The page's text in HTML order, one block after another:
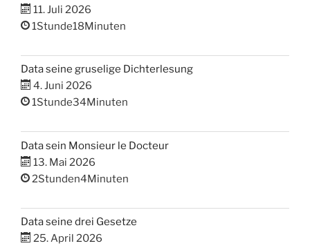
11. Juli 2026
1Stunde18Minuten
Data seine gruselige Dichterlesung
4. Juni 2026
1Stunde34Minuten
Data sein Monsieur le Docteur
13. Mai 2026
2Stunden4Minuten
Data seine drei Gesetze
25. April 2026